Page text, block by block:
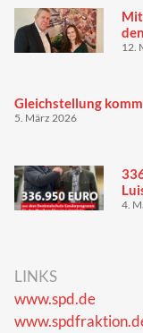
12.
Gleichstellung
5. März 2026
4.
LINKS
www.spd.de